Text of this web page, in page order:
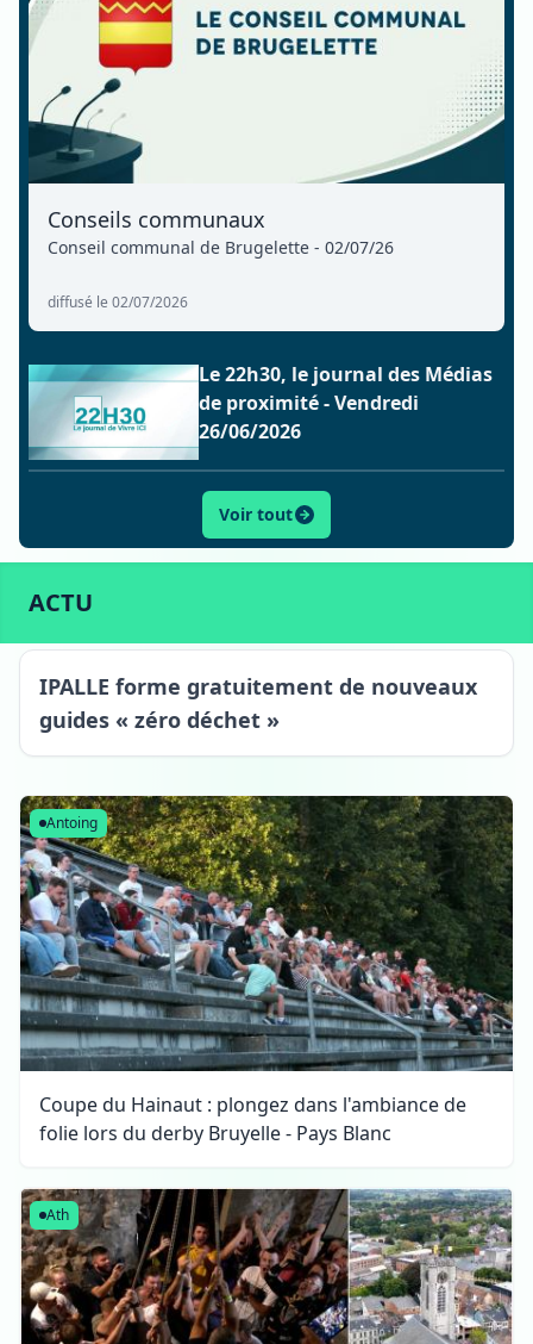
Conseils communaux
Conseil communal de Brugelette - 02/07/26
diffusé le 02/07/2026
Le 22h30, le journal des Médias
de proximité - Vendredi
26/06/2026
Voir tout
ACTU
IPALLE forme gratuitement de nouveaux
guides « zéro déchet »
Antoing
Coupe du Hainaut : plongez dans l'ambiance de
folie lors du derby Bruyelle - Pays Blanc
Ath